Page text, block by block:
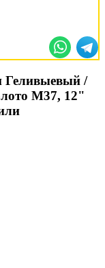
Геливыевый /
М37, 12"